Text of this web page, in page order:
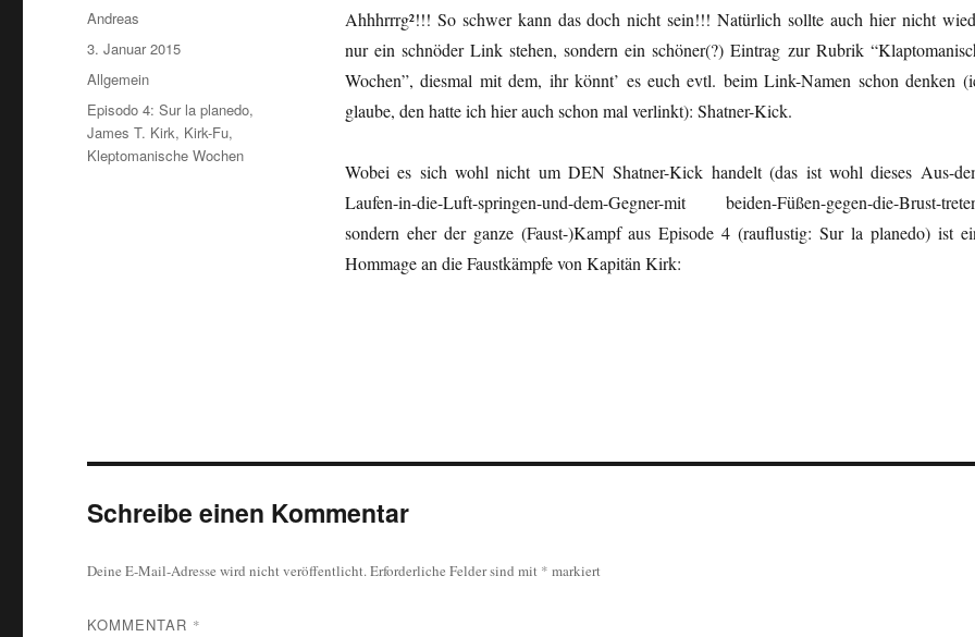
Ahhhrrrg²!!! So schwer kann das doch nicht sein!!! Natürlich sollte auch hier nicht
nur ein schnöder Link stehen, sondern ein schöner(?) Eintrag zur Rubrik
Wochen”, diesmal mit dem, ihr könnt’ es euch evtl. beim Link-Namen schon denken
glaube, den hatte ich hier auch schon mal verlinkt): Shatner-Kick.
Wobei es sich wohl nicht um DEN Shatner-Kick handelt (das ist wohl dieses Aus-
Laufen-in-die-Luft-springen-und-dem-Gegner-mit beiden-Füßen-gegen-die-Brust-
sondern eher der ganze (Faust-)Kampf aus Episode 4 (rauflustig: Sur la planedo) ist
Hommage an die Faustkämpfe von Kapitän Kirk:
Autor
Andreas
Veröffentlicht
am
3. Januar 2015
Kategorien
Allgemein
Schlagwörter
Episodo 4: Sur la planedo,
James T. Kirk, Kirk-Fu,
Kleptomanische Wochen
Schreibe einen Kommentar
Deine E-Mail-Adresse wird nicht veröffentlicht.Erforderliche Felder sind mit * markiert
KOMMENTAR *